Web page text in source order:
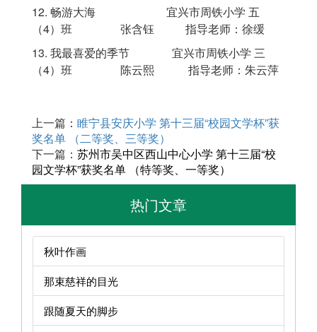
12. 畅游大海 宜兴市周铁小学 五
（4）班 张含钰 指导老师：徐缓
13. 我最喜爱的季节
宜兴市周铁小学 三
（4）班 陈云熙 指导老师：朱云萍
上一篇： 睢宁县安庆小学 第十三届“校园文学杯”获
奖名单 （二等奖、三等奖）
下一篇： 苏州市吴中区西山中心小学 第十三届“校
园文学杯”获奖名单 （特等奖、一等奖）
热门文章
秋叶作画
那束慈祥的目光
跟随夏天的脚步